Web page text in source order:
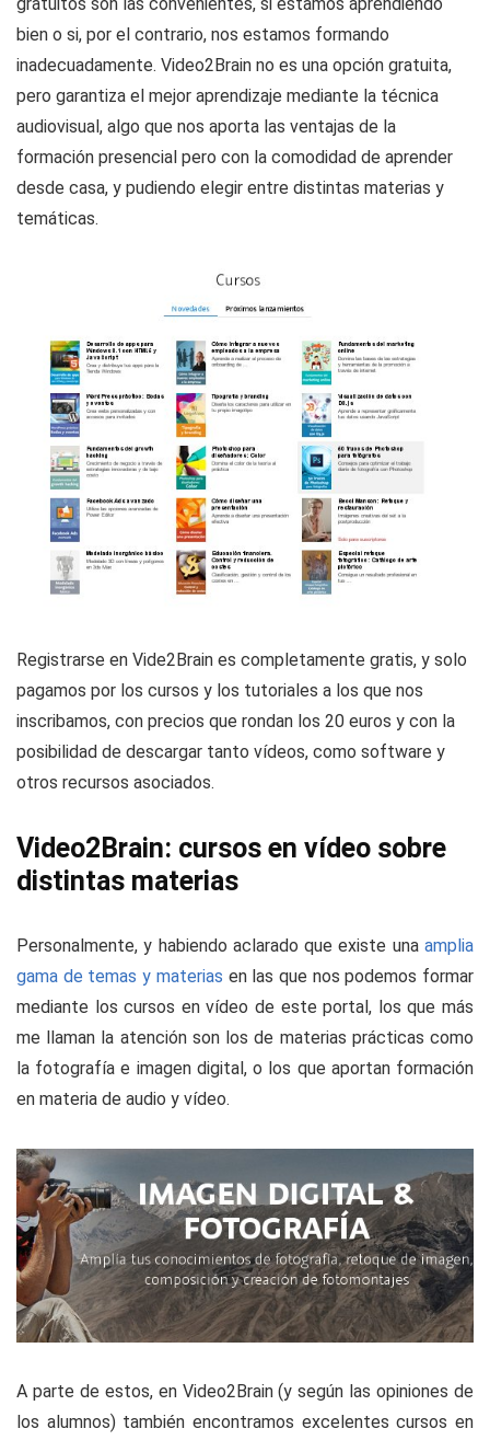
bien o si, por el contrario, nos estamos formando
inadecuadamente. Video2Brain no es una opción gratuita,
pero garantiza el mejor aprendizaje mediante la técnica
audiovisual, algo que nos aporta las ventajas de la
formación presencial pero con la comodidad de aprender
desde casa, y pudiendo elegir entre distintas materias y
temáticas.
Registrarse en Vide2Brain es completamente gratis, y solo
pagamos por los cursos y los tutoriales a los que nos
inscribamos, con precios que rondan los 20 euros y con la
posibilidad de descargar tanto vídeos, como software y
otros recursos asociados.
Video2Brain: cursos en vídeo sobre
distintas materias
Personalmente, y habiendo aclarado que existe una amplia
gama de temas y materias en las que nos podemos formar
mediante los cursos en vídeo de este portal, los que más
me llaman la atención son los de materias prácticas como
la fotografía e imagen digital, o los que aportan formación
en materia de audio y vídeo.
A parte de estos, en Video2Brain (y según las opiniones de
los alumnos) también encontramos excelentes cursos en